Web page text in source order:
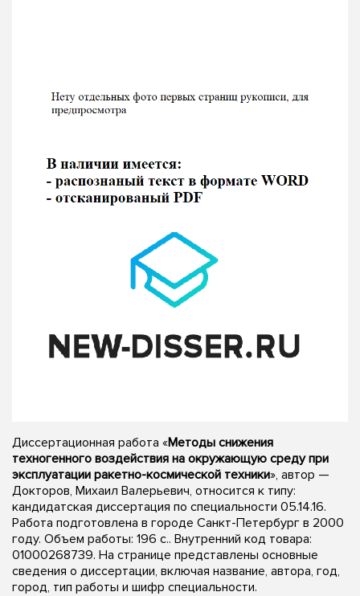
Диссертационная работа «Методы снижения
техногенного воздействия на окружающую среду при
эксплуатации ракетно-космической техники», автор —
Докторов, Михаил Валерьевич, относится к типу:
кандидатская диссертация по специальности 05.14.16.
Работа подготовлена в городе Санкт-Петербург в 2000
году. Объем работы: 196 с.. Внутренний код товара:
01000268739. На странице представлены основные
сведения о диссертации, включая название, автора, год,
город, тип работы и шифр специальности.